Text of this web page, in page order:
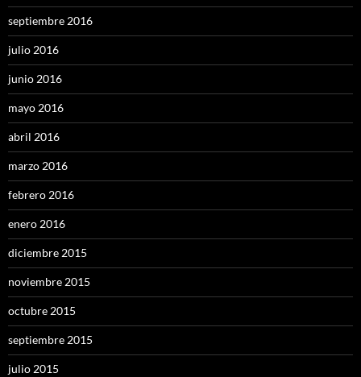
septiembre 2016
julio 2016
junio 2016
mayo 2016
abril 2016
marzo 2016
febrero 2016
enero 2016
diciembre 2015
noviembre 2015
octubre 2015
septiembre 2015
julio 2015